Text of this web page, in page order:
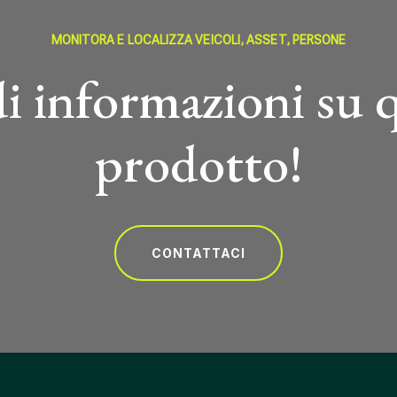
MONITORA E LOCALIZZA VEICOLI, ASSET, PERSONE
informazioni su
prodotto!
CONTATTACI